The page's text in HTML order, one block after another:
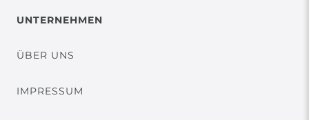
UNTERNEHMEN
ÜBER UNS
IMPRESSUM